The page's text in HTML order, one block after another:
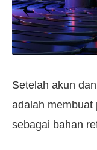
Setelah akun
adalah membuat
sebagai bahan